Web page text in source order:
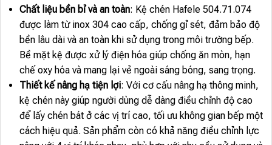
Chất liệu bền bỉ và an toàn: Kệ chén Hafele 504.71.074
được làm từ inox 304 cao cấp, chống gỉ sét, đảm bảo độ
bền lâu dài và an toàn khi sử dụng trong môi trường bếp.
Bề mặt kệ được xử lý điện hóa giúp chống ăn mòn, hạn
chế oxy hóa và mang lại vẻ ngoài sáng bóng, sang trọng.
Thiết kế nâng hạ tiện lợi: Với cơ cấu nâng hạ thông minh,
kệ chén này giúp người dùng dễ dàng điều chỉnh độ cao
để lấy chén bát ở các vị trí cao, tối ưu không gian bếp một
cách hiệu quả. Sản phẩm còn có khả năng điều chỉnh lực